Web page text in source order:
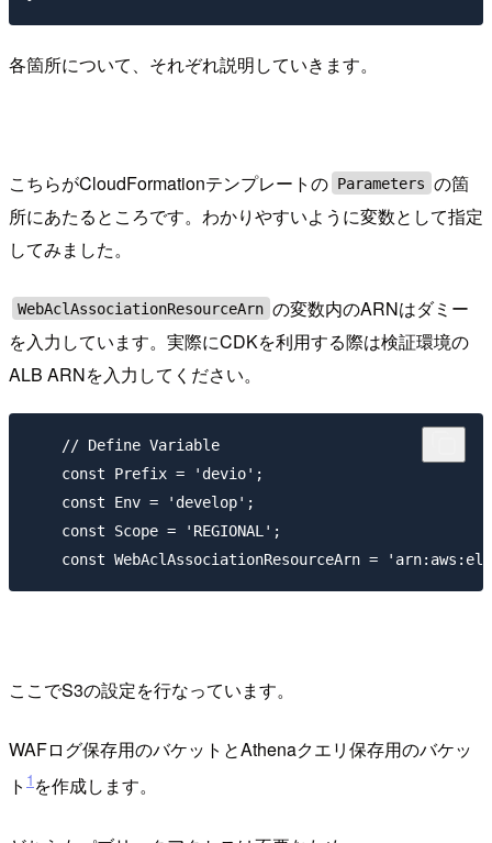
各箇所について、それぞれ説明していきます。
こちらがCloudFormationテンプレートの Parameters の箇
所にあたるところです。わかりやすいように変数として指定
してみました。
WebAclAssociationResourceArn の変数内のARNはダミー
を入力しています。実際にCDKを利用する際は検証環境の
ALB ARNを入力してください。
    // Define Variable
    const Prefix = 'devio';
    const Env = 'develop';
    const Scope = 'REGIONAL';
ここでS3の設定を行なっています。
WAFログ保存用のバケットとAthenaクエリ保存用のバケッ
ト 1 を作成します。